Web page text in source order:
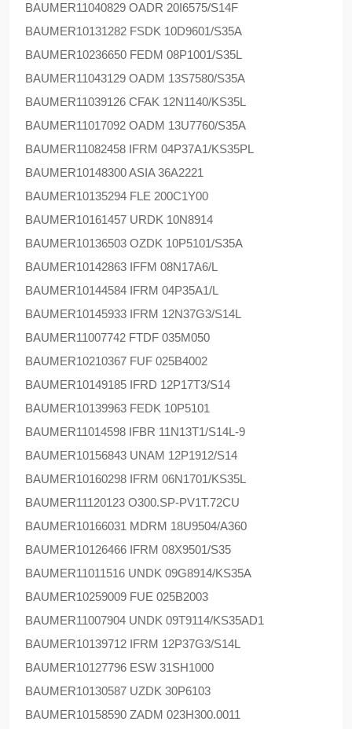
BAUMER11040829 OADR 20I6575/S14F
BAUMER10131282 FSDK 10D9601/S35A
BAUMER10236650 FEDM 08P1001/S35L
BAUMER11043129 OADM 13S7580/S35A
BAUMER11039126 CFAK 12N1140/KS35L
BAUMER11017092 OADM 13U7760/S35A
BAUMER11082458 IFRM 04P37A1/KS35PL
BAUMER10148300 ASIA 36A2221
BAUMER10135294 FLE 200C1Y00
BAUMER10161457 URDK 10N8914
BAUMER10136503 OZDK 10P5101/S35A
BAUMER10142863 IFFM 08N17A6/L
BAUMER10144584 IFRM 04P35A1/L
BAUMER10145933 IFRM 12N37G3/S14L
BAUMER11007742 FTDF 035M050
BAUMER10210367 FUF 025B4002
BAUMER10149185 IFRD 12P17T3/S14
BAUMER10139963 FEDK 10P5101
BAUMER11014598 IFBR 11N13T1/S14L-9
BAUMER10156843 UNAM 12P1912/S14
BAUMER10160298 IFRM 06N1701/KS35L
BAUMER11120123 O300.SP-PV1T.72CU
BAUMER10166031 MDRM 18U9504/A360
BAUMER10126466 IFRM 08X9501/S35
BAUMER11011516 UNDK 09G8914/KS35A
BAUMER10259009 FUE 025B2003
BAUMER11007904 UNDK 09T9114/KS35AD1
BAUMER10139712 IFRM 12P37G3/S14L
BAUMER10127796 ESW 31SH1000
BAUMER10130587 UZDK 30P6103
BAUMER10158590 ZADM 023H300.0011